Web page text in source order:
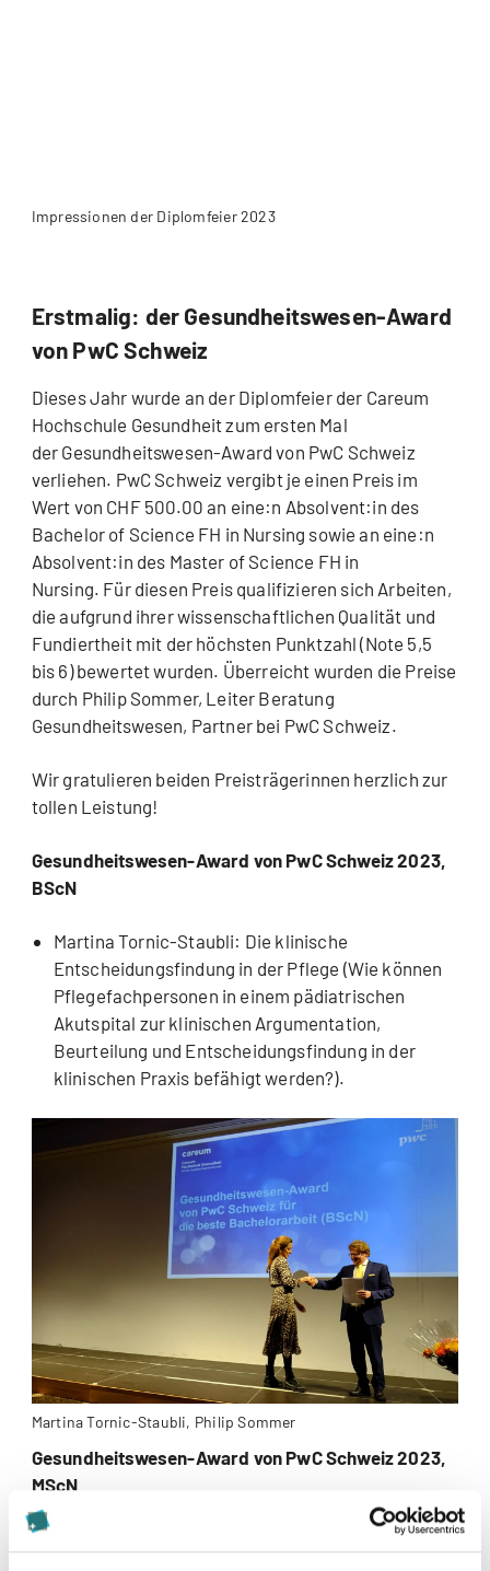
Impressionen der Diplomfeier 2023
Erstmalig: der Gesundheitswesen-Award
von PwC Schweiz
Dieses Jahr wurde an der Diplomfeier der Careum
Hochschule Gesundheit zum ersten Mal
der Gesundheitswesen-Award von PwC Schweiz
verliehen. PwC Schweiz vergibt je einen Preis im
Wert von CHF 500.00 an eine:n Absolvent:in des
Bachelor of Science FH in Nursing sowie an eine:n
Absolvent:in des Master of Science FH in
Nursing. Für diesen Preis qualifizieren sich Arbeiten,
die aufgrund ihrer wissenschaftlichen Qualität und
Fundiertheit mit der höchsten Punktzahl (Note 5,5
bis 6) bewertet wurden. Überreicht wurden die Preise
durch Philip Sommer, Leiter Beratung
Gesundheitswesen, Partner bei PwC Schweiz.
Wir gratulieren beiden Preisträgerinnen herzlich zur
tollen Leistung!
Gesundheitswesen-Award von PwC Schweiz 2023,
BScN
Martina Tornic-Staubli: Die klinische
Entscheidungsfindung in der Pflege (Wie können
Pflegefachpersonen in einem pädiatrischen
Akutspital zur klinischen Argumentation,
Beurteilung und Entscheidungsfindung in der
klinischen Praxis befähigt werden?).
Martina Tornic-Staubli, Philip Sommer
Gesundheitswesen-Award von PwC Schweiz 2023,
MScN